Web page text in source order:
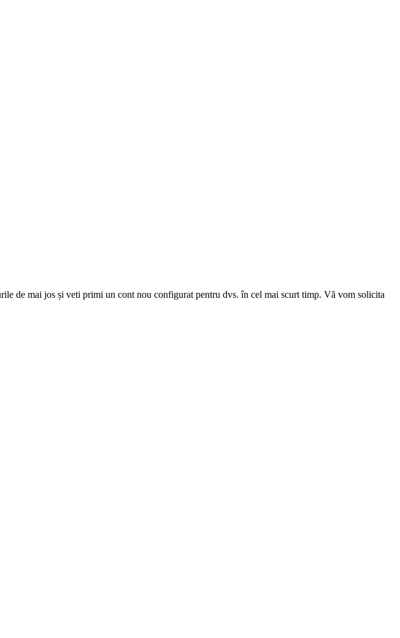
de mai jos și veti primi un cont nou configurat pentru dvs. în cel mai scurt timp. Vă vom solicita